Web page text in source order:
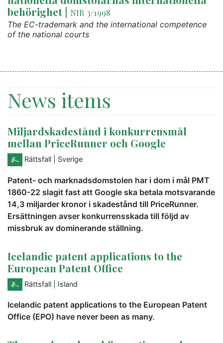
behörighet | NIR 3/1998
The EC-trademark and the international competence
of the national courts
News items
Miljardskadestånd i konkurrensmål
mellan PriceRunner och Google
Rättsfall | Sverige
Patent- och marknadsdomstolen har i dom i mål PMT
1860-22 slagit fast att Google ska betala motsvarande
14,3 miljarder kronor i skadestånd till PriceRunner.
Ersättningen avser konkurrensskada till följd av
missbruk av dominerande ställning.
Icelandic patent applications to the
European Patent Office
Rättsfall | Island
Icelandic patent applications to the European Patent
Office (EPO) have never been as many.